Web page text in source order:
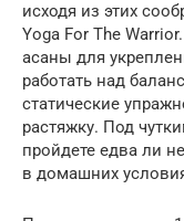
исходя из этих
Yoga For The
асаны для
работать над
статические
растяжку. Под
пройдете едва ли
в домашних